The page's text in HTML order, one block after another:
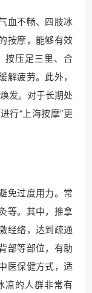
血不畅、四肢冰
按摩，能够有效
按压足三里、合
疲劳。此外，
发。对于长期处
行“上海按摩”更
免过度用力。常
等。其中，推拿
经络，达到疏通
部等部位，有助
医保健方式，适
凉的人群非常有